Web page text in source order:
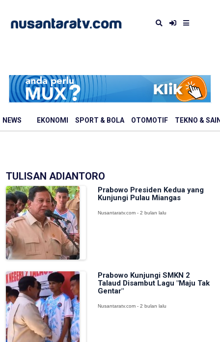
NEWS EKONOMI SPORT & BOLA OTOMOTIF TEKNO &
TULISAN ADIANTORO
Prabowo Presiden Kedua yang
Kunjungi Pulau Miangas
Nusantaratv.com - 2 bulan lalu
Prabowo Kunjungi SMKN 2
Talaud Disambut Lagu "Maju Tak
Gentar"
Nusantaratv.com - 2 bulan lalu